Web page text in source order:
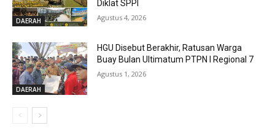
DAERAH
Diklat SPPI
Agustus 4, 2026
DAERAH
HGU Disebut Berakhir, Ratusan Warga
Buay Bulan Ultimatum PTPN I Regional 7
Agustus 1, 2026